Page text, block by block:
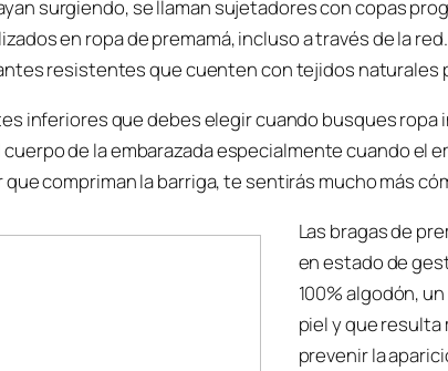
surgiendo, se llaman sujetadores con copas
en ropa de premamá, incluso a través de la
resistentes que cuenten con tejidos naturales
inferiores que debes elegir cuando busques ropa
de la embarazada especialmente cuando el
compriman la barriga, te sentirás mucho más
Las bragas de
en estado de
100% algodón,
piel y que resulta
prevenir la